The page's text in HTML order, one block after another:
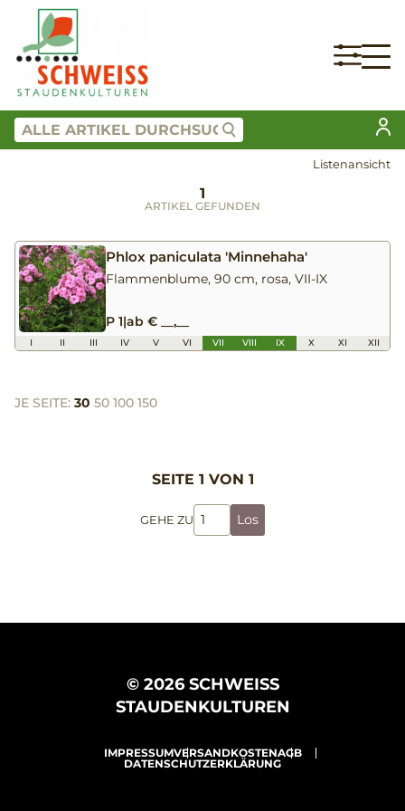
Listenansicht
1
ARTIKEL GEFUNDEN
Phlox paniculata 'Minnehaha'
Flammenblume, 90 cm, rosa, VII-IX
P 1|ab € __,__
I II III IV V VI VII VIII IX X XI XII
JE SEITE: 30 50 100 150
SEITE 1 VON 1
GEHE ZU Los
© 2026 SCHWEISS
STAUDENKULTUREN
IMPRESSUMVERSANDKOSTENAGB
DATENSCHUTZERKLÄRUNG